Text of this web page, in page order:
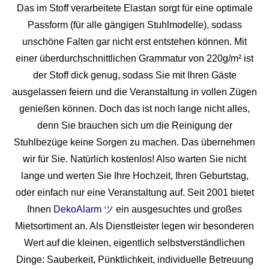
Das im Stoff verarbeitete Elastan sorgt für eine optimale
Passform (für alle gängigen Stuhlmodelle), sodass
unschöne Falten gar nicht erst entstehen können. Mit
einer überdurchschnittlichen Grammatur von 220g/m² ist
der Stoff dick genug, sodass Sie mit Ihren Gäste
ausgelassen feiern und die Veranstaltung in vollen Zügen
genießen können. Doch das ist noch lange nicht alles,
denn Sie brauchen sich um die Reinigung der
Stuhlbezüge keine Sorgen zu machen. Das übernehmen
wir für Sie. Natürlich kostenlos! Also warten Sie nicht
lange und werten Sie Ihre Hochzeit, Ihren Geburtstag,
oder einfach nur eine Veranstaltung auf. Seit 2001 bietet
Ihnen DekoAlarm ツ ein ausgesuchtes und großes
Mietsortiment an. Als Dienstleister legen wir besonderen
Wert auf die kleinen, eigentlich selbstverständlichen
Dinge: Sauberkeit, Pünktlichkeit, individuelle Betreuung